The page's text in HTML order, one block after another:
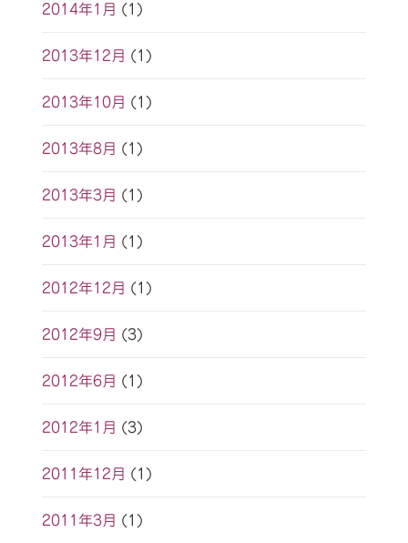
2014年1月 (1)
2013年12月 (1)
2013年10月 (1)
2013年8月 (1)
2013年3月 (1)
2013年1月 (1)
2012年12月 (1)
2012年9月 (3)
2012年6月 (1)
2012年1月 (3)
2011年12月 (1)
2011年3月 (1)